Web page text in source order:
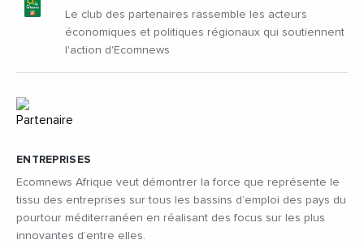
ENTREPRISES
Ecomnews Afrique veut démontrer la force que représente le
tissu des entreprises sur tous les bassins d’emploi des pays du
pourtour méditerranéen en réalisant des focus sur les plus
innovantes d’entre elles.
Le club des partenaires rassemble les acteurs
économiques et politiques régionaux qui soutiennent
l'action d'Ecomnews